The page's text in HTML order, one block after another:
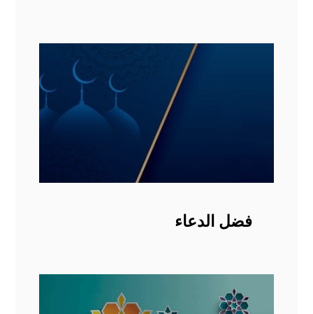
فضل الدعاء